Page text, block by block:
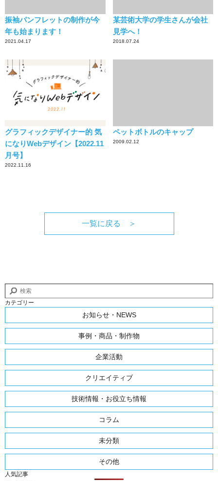
振袖パンフレットの制作が今
年も始まります！
2021.04.17
某芸術大学の学生さんが会社
見学へ！
2018.07.24
グラフィックデザイナー的 気
になりWebデザイン【2022.11
月号】
2022.11.16
ペットボトルのキャップ
2009.02.12
一覧に戻る ＞
カテゴリー
お知らせ・NEWS
事例・商品・制作物
企業活動
クリエイティブ
技術情報・お役立ち情報
コラム
未分類
その他
人気記事